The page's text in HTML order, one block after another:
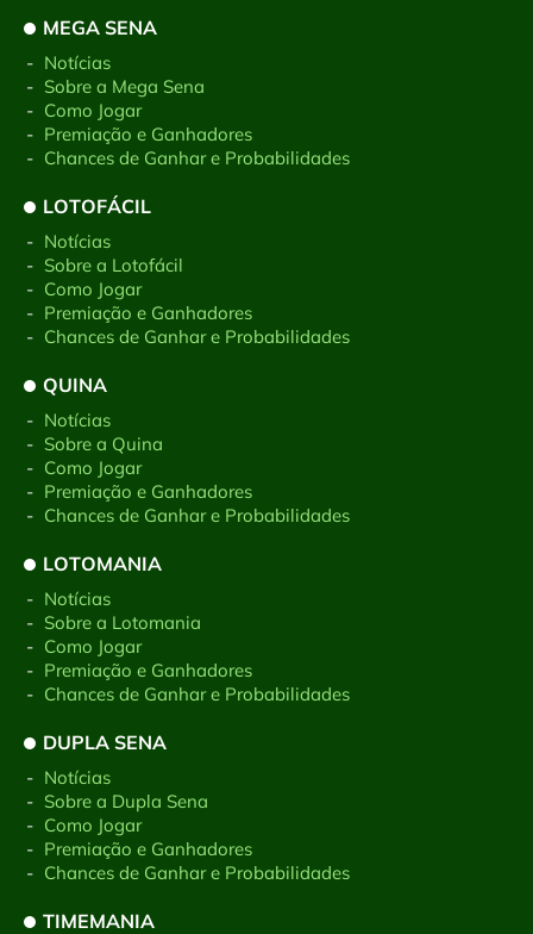
MEGA SENA
- Notícias
- Sobre a Mega Sena
- Como Jogar
- Premiação e Ganhadores
- Chances de Ganhar e Probabilidades
LOTOFÁCIL
- Notícias
- Sobre a Lotofácil
- Como Jogar
- Premiação e Ganhadores
- Chances de Ganhar e Probabilidades
QUINA
- Notícias
- Sobre a Quina
- Como Jogar
- Premiação e Ganhadores
- Chances de Ganhar e Probabilidades
LOTOMANIA
- Notícias
- Sobre a Lotomania
- Como Jogar
- Premiação e Ganhadores
- Chances de Ganhar e Probabilidades
DUPLA SENA
- Notícias
- Sobre a Dupla Sena
- Como Jogar
- Premiação e Ganhadores
- Chances de Ganhar e Probabilidades
TIMEMANIA